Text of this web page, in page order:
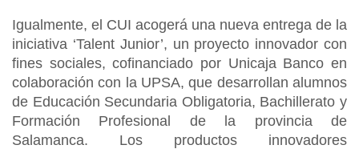
Igualmente, el CUI acogerá una nueva entrega de la
iniciativa ‘Talent Junior’, un proyecto innovador con
fines sociales, cofinanciado por Unicaja Banco en
colaboración con la UPSA, que desarrollan alumnos
de Educación Secundaria Obligatoria, Bachillerato y
Formación Profesional de la provincia de
Salamanca. Los productos innovadores